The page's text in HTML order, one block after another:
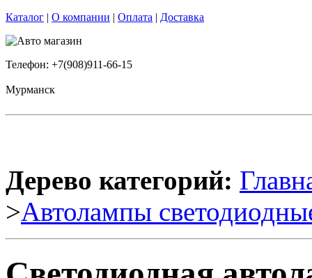
Каталог | О компании | Оплата | Доставка
Телефон: +7(908)911-66-15
Мурманск
Дерево категорий:
>Автолампы